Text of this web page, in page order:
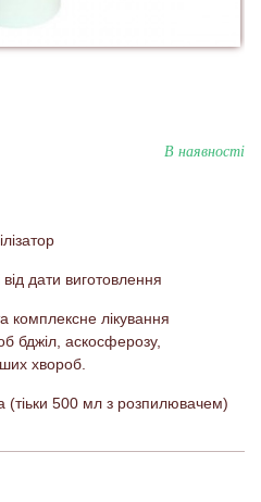
В наявності
від дати виготовлення
комплексне лікування
бджіл, аскосферозу,
хвороб.
(тіьки 500 мл з розпилювачем)